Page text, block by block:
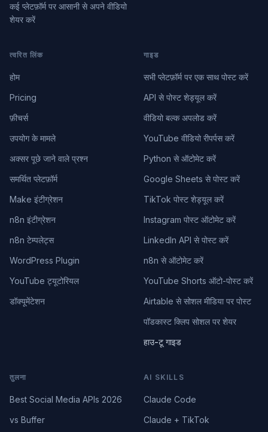
कई प्लेटफ़ॉर्म पर आसानी से अपने वीडियो
शेयर करें
त्वरित लिंक
होम
Pricing
फ़ीचर्स
उपयोग के मामले
अक्सर पूछे जाने वाले प्रश्न
समर्थित प्लेटफ़ॉर्म
Make इंटीग्रेशन
n8n इंटीग्रेशन
n8n टेम्पलेट्स
WordPress Plugin
YouTube ट्यूटोरियल
डॉक्यूमेंटेशन
गाइड
सभी प्लेटफ़ॉर्म पर एक साथ पोस्ट करें
API से पोस्ट शेड्यूल करें
वीडियो बल्क अपलोड करें
YouTube वीडियो रीपर्पस करें
Python से ऑटोमेट करें
Google Sheets से पोस्ट करें
TikTok पोस्ट शेड्यूल करें
Instagram पोस्ट ऑटोमेट करें
LinkedIn API से पोस्ट करें
n8n से ऑटोमेट करें
YouTube Shorts ऑटो-पोस्ट करें
Airtable से सोशल मीडिया पर पोस्ट
पॉडकास्ट क्लिप सोशल पर शेयर
हाउ-टू गाइड
तुलना
Best Social Media APIs 2026
vs Buffer
AI SKILLS
Claude Code
Claude + TikTok